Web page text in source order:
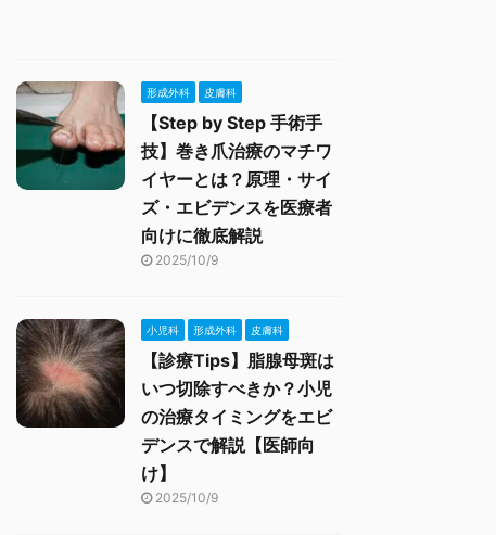
形成外科 皮膚科
【Step by Step 手術手
技】巻き爪治療のマチワ
イヤーとは？原理・サイ
ズ・エビデンスを医療者
向けに徹底解説
2025/10/9
小児科 形成外科 皮膚科
【診療Tips】脂腺母斑は
いつ切除すべきか？小児
の治療タイミングをエビ
デンスで解説【医師向
け】
2025/10/9